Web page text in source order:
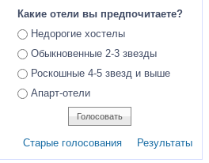
Какие отели вы предпочитаете?
Ответы
Недорогие хостелы
Обыкновенные 2-3 звезды
Роскошные 4-5 звезд и выше
Апарт-отели
Старые голосования Результаты